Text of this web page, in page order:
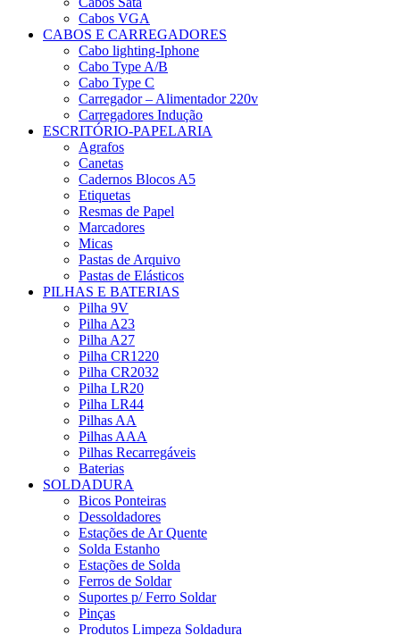
Cabos VGA
CABOS E CARREGADORES
Cabo lighting-Iphone
Cabo Type A/B
Cabo Type C
Carregador – Alimentador 220v
Carregadores Indução
ESCRITÓRIO-PAPELARIA
Agrafos
Canetas
Cadernos Blocos A5
Etiquetas
Resmas de Papel
Marcadores
Micas
Pastas de Arquivo
Pastas de Elásticos
PILHAS E BATERIAS
Pilha 9V
Pilha A23
Pilha A27
Pilha CR1220
Pilha CR2032
Pilha LR20
Pilha LR44
Pilhas AA
Pilhas AAA
Pilhas Recarregáveis
Baterias
SOLDADURA
Bicos Ponteiras
Dessoldadores
Estações de Ar Quente
Solda Estanho
Estações de Solda
Ferros de Soldar
Suportes p/ Ferro Soldar
Pinças
Produtos Limpeza Soldadura